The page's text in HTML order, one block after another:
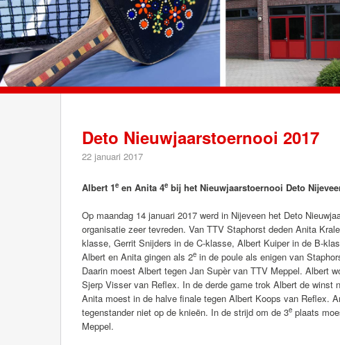
Deto Nieuwjaarstoernooi 2017
22 januari 2017
Albert 1e en Anita 4e bij het Nieuwjaarstoernooi Deto
Op maandag 14 januari 2017 werd in Nijeveen het Deto
organisatie zeer tevreden. Van TTV Staphorst deden Anita
klasse, Gerrit Snijders in de C-klasse, Albert Kuiper in de B-
Albert en Anita gingen als 2e in de poule als enigen van
Daarin moest Albert tegen Jan Supèr van TTV Meppel. Albert
Sjerp Visser van Reflex. In de derde game trok Albert de winst
Anita moest in de halve finale tegen Albert Koops van Reflex.
tegenstander niet op de knieën. In de strijd om de 3e plaats
Meppel.